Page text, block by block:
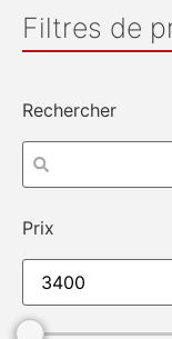
Filtres de
Rechercher
Prix